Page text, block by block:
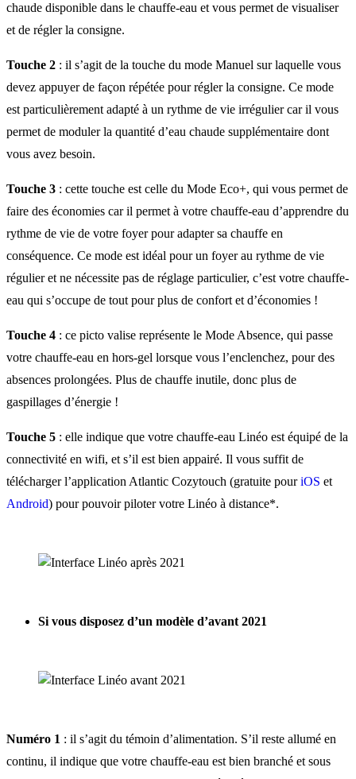
chaude disponible dans le chauffe-eau et vous permet de visualiser
et de régler la consigne.
Touche 2 : il s’agit de la touche du mode Manuel sur laquelle vous
devez appuyer de façon répétée pour régler la consigne. Ce mode
est particulièrement adapté à un rythme de vie irrégulier car il vous
permet de moduler la quantité d’eau chaude supplémentaire dont
vous avez besoin.
Touche 3 : cette touche est celle du Mode Eco+, qui vous permet de
faire des économies car il permet à votre chauffe-eau d’apprendre du
rythme de vie de votre foyer pour adapter sa chauffe en
conséquence. Ce mode est idéal pour un foyer au rythme de vie
régulier et ne nécessite pas de réglage particulier, c’est votre chauffe-
eau qui s’occupe de tout pour plus de confort et d’économies !
Touche 4 : ce picto valise représente le Mode Absence, qui passe
votre chauffe-eau en hors-gel lorsque vous l’enclenchez, pour des
absences prolongées. Plus de chauffe inutile, donc plus de
gaspillages d’énergie !
Touche 5 : elle indique que votre chauffe-eau Linéo est équipé de la
connectivité en wifi, et s’il est bien appairé. Il vous suffit de
télécharger l’application Atlantic Cozytouch (gratuite pouriOS et
Android) pour pouvoir piloter votre Linéo à distance*.
Si vous disposez d’un modèle d’avant 2021
Numéro 1 : il s’agit du témoin d’alimentation. S’il reste allumé en
continu, il indique que votre chauffe-eau est bien branché et sous